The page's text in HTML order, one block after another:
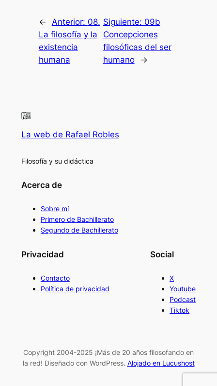
← Anterior: 08.
La filosofía y la
existencia
humana
Siguiente: 09b
Concepciones
filosóficas del ser
humano
→
La web de Rafael Robles
Filosofía y su didáctica
Acerca de
Sobre mí
Primero de Bachillerato
Segundo de Bachillerato
Privacidad
Contacto
Política de privacidad
Social
X
Youtube
Podcast
Tiktok
Copyright 2004-2025 ¡Más de 20 años filosofando en
la red! Diseñado con WordPress. Alojado en Lucushost